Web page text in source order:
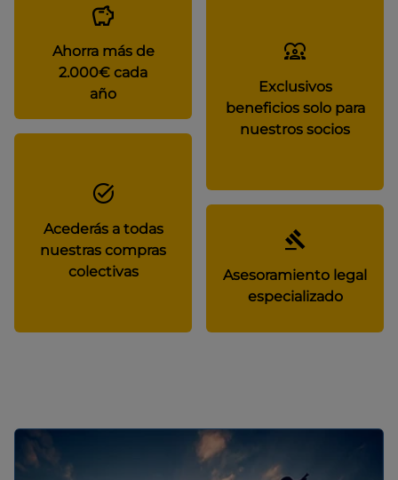
Ahorra más de
2.000€ cada
año
Exclusivos
beneficios solo para
nuestros socios
Acederás a todas
nuestras compras
colectivas
Asesoramiento legal
especializado